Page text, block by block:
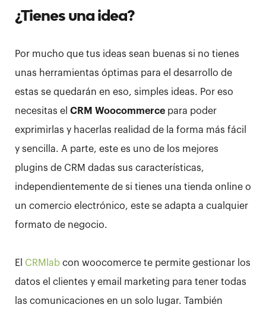
¿Tienes una idea?
Por mucho que tus ideas sean buenas si no tienes
unas herramientas óptimas para el desarrollo de
estas se quedarán en eso, simples ideas. Por eso
necesitas el CRM Woocommerce para poder
exprimirlas y hacerlas realidad de la forma más fácil
y sencilla. A parte, este es uno de los mejores
plugins de CRM dadas sus características,
independientemente de si tienes una tienda online o
un comercio electrónico, este se adapta a cualquier
formato de negocio.
El CRMlab con woocomerce te permite gestionar los
datos el clientes y email marketing para tener todas
las comunicaciones en un solo lugar. También